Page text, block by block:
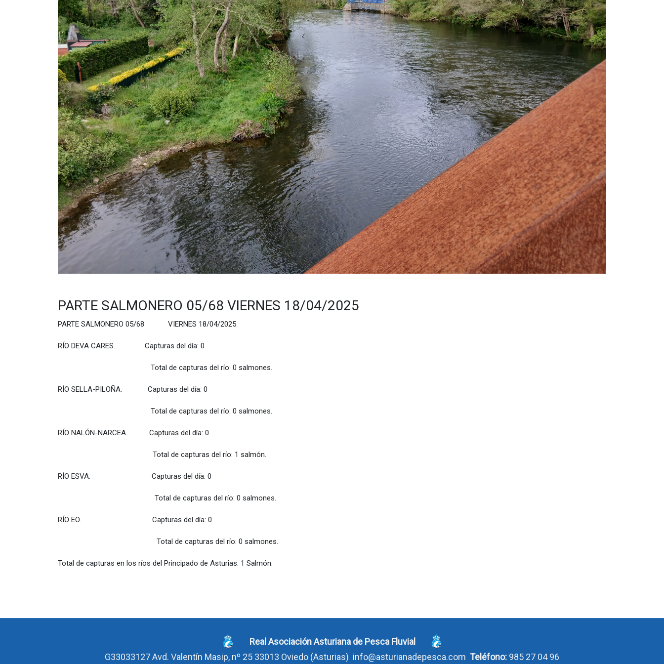
PARTE SALMONERO 05/68 VIERNES 18/04/2025
PARTE SALMONERO 05/68 VIERNES 18/04/2025
RÍO DEVA CARES. Capturas del día: 0
Total de capturas del río: 0 salmones.
RÍO SELLA-PILOÑA. Capturas del día: 0
Total de capturas del río: 0 salmones.
RÍO NALÓN-NARCEA. Capturas del día: 0
Total de capturas del río: 1 salmón.
RÍO ESVA. Capturas del día: 0
Total de capturas del río: 0 salmones.
RÍO EO. Capturas del día: 0
Total de capturas del río: 0 salmones.
Total de capturas en los ríos del Principado de Asturias: 1 Salmón.
Real Asociación Asturiana de Pesca Fluvial
G33033127Avd. Valentín Masip, nº 25 33013 Oviedo (Asturias) info@asturianadepesca.com Teléfono: 985 27 04 96